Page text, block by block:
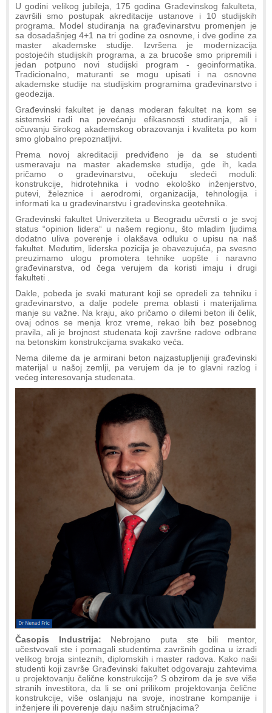
U godini velikog jubileja, 175 godina Građevinskog fakulteta,
završili smo postupak akreditacije ustanove i 10 studijskih
programa. Model studiranja na građevinarstvu promenjen je
sa dosadašnjeg 4+1 na tri godine za osnovne, i dve godine za
master akademske studije. Izvršena je modernizacija
postojećih studijskih programa, a za brucoše smo pripremili i
jedan potpuno novi studijski program - geoinformatika.
Tradicionalno, maturanti se mogu upisati i na osnovne
akademske studije na studijskim programima građevinarstvo i
geodezija.
Građevinski fakultet je danas moderan fakultet na kom se
sistemski radi na povećanju efikasnosti studiranja, ali i
očuvanju širokog akademskog obrazovanja i kvaliteta po kom
smo globalno prepoznatljivi.
Prema novoj akreditaciji predviđeno je da se studenti
usmeravaju na master akademske studije, gde ih, kada
pričamo o građevinarstvu, očekuju sledeći moduli:
konstrukcije, hidrotehnika i vodno ekološko inženjerstvo,
putevi, železnice i aerodromi, organizacija, tehnologija i
informati ka u građevinarstvu i građevinska geotehnika.
Građevinski fakultet Univerziteta u Beogradu učvrsti o je svoj
status “opinion lidera“ u našem regionu, što mladim ljudima
dodatno uliva poverenje i olakšava odluku o upisu na naš
fakultet. Međutim, liderska pozicija je obavezujuća, pa svesno
preuzimamo ulogu promotera tehnike uopšte i naravno
građevinarstva, od čega verujem da koristi imaju i drugi
fakulteti .
Dakle, pobeda je svaki maturant koji se opredeli za tehniku i
građevinarstvo, a dalje podele prema oblasti i materijalima
manje su važne. Na kraju, ako pričamo o dilemi beton ili čelik,
ovaj odnos se menja kroz vreme, rekao bih bez posebnog
pravila, ali je brojnost studenata koji završne radove odbrane
na betonskim konstrukcijama svakako veća.
Nema dileme da je armirani beton najzastupljeniji građevinski
materijal u našoj zemlji, pa verujem da je to glavni razlog i
većeg interesovanja studenata.
Časopis Industrija: Nebrojano puta ste bili mentor,
učestvovali ste i pomagali studentima završnih godina u izradi
velikog broja sinteznih, diplomskih i master radova. Kako naši
studenti koji završe Građevinski fakultet odgovaraju zahtevima
u projektovanju čelične konstrukcije? S obzirom da je sve više
stranih investitora, da li se oni prilikom projektovanja čelične
konstrukcije, više oslanjaju na svoje, inostrane kompanije i
inženjere ili poverenje daju našim stručnjacima?